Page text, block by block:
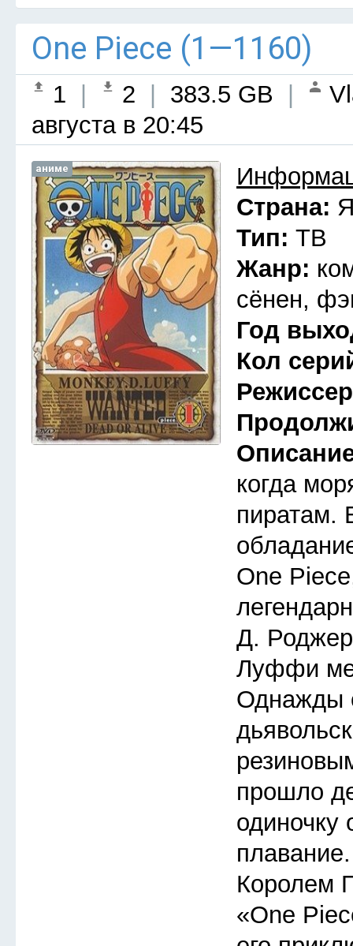
One Piece (1—1160)
1 2 383.5 GB
августа в 20:45
аниме
Страна:
Тип: ТВ
Жанр:
сёнен,
Год
Кол
когда
пиратам.
One
Д.
Луффи
Однажды
прошло
одиночку
Королем
«One